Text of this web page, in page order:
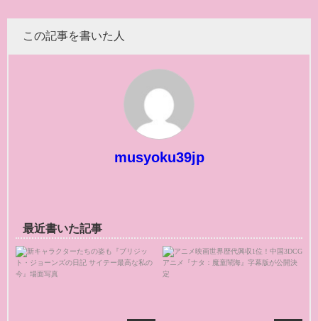
この記事を書いた人
musyoku39jp
最近書いた記事